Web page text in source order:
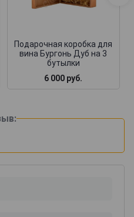
Подарочная коробка для
вина Бургонь Дуб на 3
бутылки
6 000 руб.